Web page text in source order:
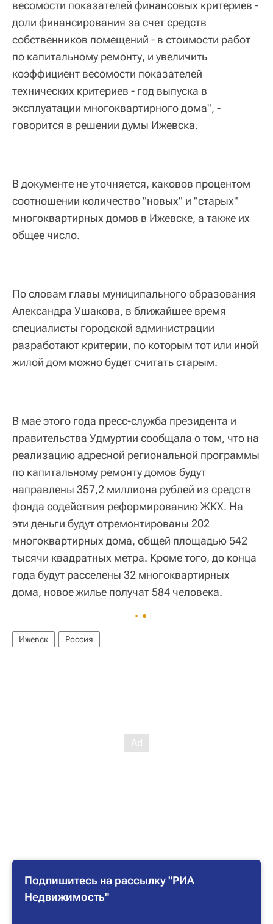
весомости показателей финансовых критериев -
доли финансирования за счет средств
собственников помещений - в стоимости работ
по капитальному ремонту, и увеличить
коэффициент весомости показателей
технических критериев - год выпуска в
эксплуатации многоквартирного дома", -
говорится в решении думы Ижевска.
В документе не уточняется, каковов процентом
соотношении количество "новых" и "старых"
многоквартирных домов в Ижевске, а также их
общее число.
По словам главы муниципального образования
Александра Ушакова, в ближайшее время
специалисты городской администрации
разработают критерии, по которым тот или иной
жилой дом можно будет считать старым.
В мае этого года пресс-служба президента и
правительства Удмуртии сообщала о том, что на
реализацию адресной региональной программы
по капитальному ремонту домов будут
направлены 357,2 миллиона рублей из средств
фонда содействия реформированию ЖКХ. На
эти деньги будут отремонтированы 202
многоквартирных дома, общей площадью 542
тысячи квадратных метра. Кроме того, до конца
года будут расселены 32 многоквартирных
дома, новое жилье получат 584 человека.
Ижевск Россия
Подпишитесь на рассылку "РИА
Недвижимость"